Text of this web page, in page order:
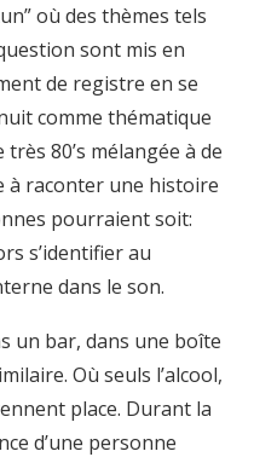
où des thèmes tels
sont mis en
de registre en se
comme thématique
très 80’s mélangée à de
à raconter une histoire
pourraient soit:
s’identifier au
dans le son.
un bar, dans une boîte
Où seuls l’alcool,
place. Durant la
d’une personne